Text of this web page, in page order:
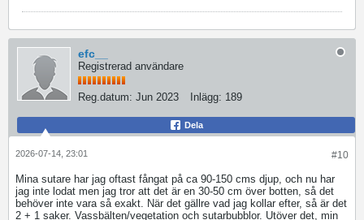
efc__
Registrerad användare
Reg.datum: Jun 2023 Inlägg: 189
Dela
#10
2026-07-14, 23:01
Mina sutare har jag oftast fångat på ca 90-150 cms djup, och nu har
jag inte lodat men jag tror att det är en 30-50 cm över botten, så det
behöver inte vara så exakt. När det gällre vad jag kollar efter, så är det
2 + 1 saker. Vassbälten/vegetation och sutarbubblor. Utöver det, min